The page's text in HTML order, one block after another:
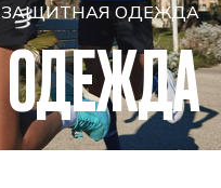
ЗАЩИТНАЯ ОДЕЖДА
ОДЕЖДА